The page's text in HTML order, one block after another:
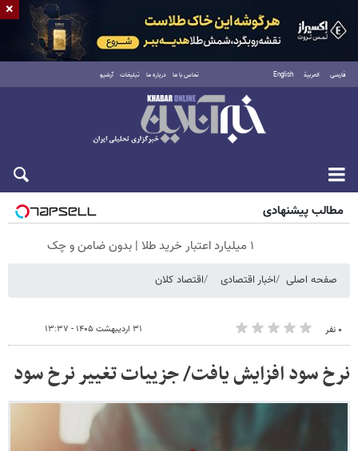
فارسی العربية English تماس با ما درباره ما تبلیغات آرشیو
جمعه ۱۶ مرداد ۱۴۰۵
مطالب پیشنهادی
۱ میلیارد اعتبار خرید طلا | بدون ضامن و چک
صفحه اصلی اخبار اقتصادی اقتصاد کلان
۰ نفر ۳۱ اردیبهشت ۱۴۰۵ - ۱۳:۳۷
نرخ سود افزایش یافت/ جزییات تغییر نرخ سود
×